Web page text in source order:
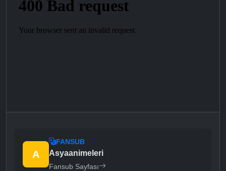
A
FANSUB
Asyaanimeleri
Fansub Sayfası